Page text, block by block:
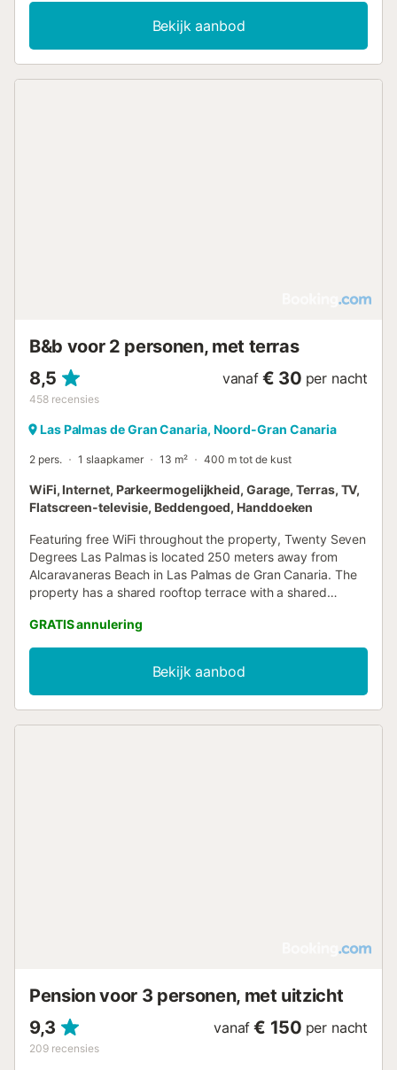
Bekijk aanbod
B&b voor 2 personen, met terras
8,5
458 recensies
vanaf € 30 per nacht
Las Palmas de Gran Canaria, Noord-Gran Canaria
2 pers. 1 slaapkamer 13 m² 400 m tot de kust
WiFi, Internet, Parkeermogelijkheid, Garage, Terras, TV,
Flatscreen-televisie, Beddengoed, Handdoeken
Featuring free WiFi throughout the property, Twenty Seven
Degrees Las Palmas is located 250 meters away from
Alcaravaneras Beach in Las Palmas de Gran Canaria. The
property has a shared rooftop terrace with a shared
GRATIS annulering
Bekijk aanbod
Pension voor 3 personen, met uitzicht
9,3
209 recensies
vanaf € 150 per nacht